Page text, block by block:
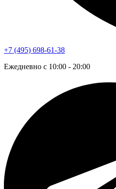
+7 (495) 698-61-38
Ежедневно с 10:00 - 20:00